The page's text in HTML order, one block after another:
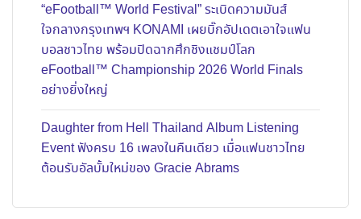
“eFootball™ World Festival” ระเบิดความมันส์
ใจกลางกรุงเทพฯ KONAMI เผยบิ๊กอัปเดตเอาใจแฟน
บอลชาวไทย พร้อมปิดฉากศึกชิงแชมป์โลก
eFootball™ Championship 2026 World Finals
อย่างยิ่งใหญ่
Daughter from Hell Thailand Album Listening
Event ฟังครบ 16 เพลงในคืนเดียว เมื่อแฟนชาวไทย
ต้อนรับอัลบั้มใหม่ของ Gracie Abrams